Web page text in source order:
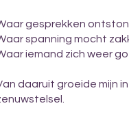
gesprekken
spanning mocht
iemand zich weer
daaruit groeide mijn